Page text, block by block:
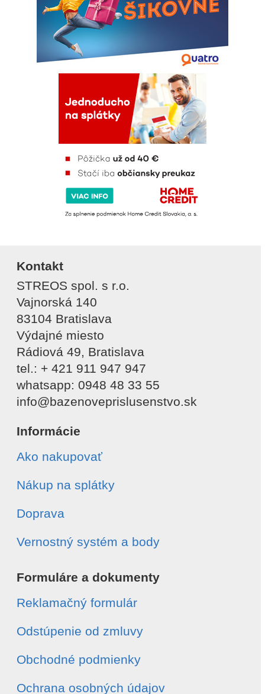
Kontakt
STREOS spol. s r.o.
Vajnorská 140
83104 Bratislava
Výdajné miesto
Rádiová 49, Bratislava
tel.: + 421 911 947 947
whatsapp: 0948 48 33 55
info@bazenoveprislusenstvo.sk
Informácie
Ako nakupovať
Nákup na splátky
Doprava
Vernostný systém a body
Formuláre a dokumenty
Reklamačný formulár
Odstúpenie od zmluvy
Obchodné podmienky
Ochrana osobných údajov